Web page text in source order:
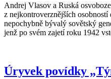
Andrej Vlasov a Ruská
z nejkontroverznějších
nepochybně bývalý sovětský
jenž po svém zajetí roku 1942
Úryvek povídky